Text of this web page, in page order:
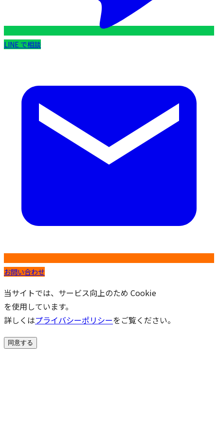
LINE で相談
お問い合わせ
当サイトでは、サービス向上のため Cookie
を使用しています。
詳しくはプライバシーポリシーをご覧ください。
同意する